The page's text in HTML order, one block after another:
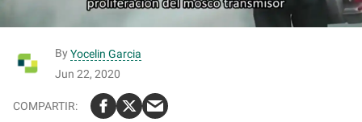
By Yocelin Garcia
Jun 22, 2020